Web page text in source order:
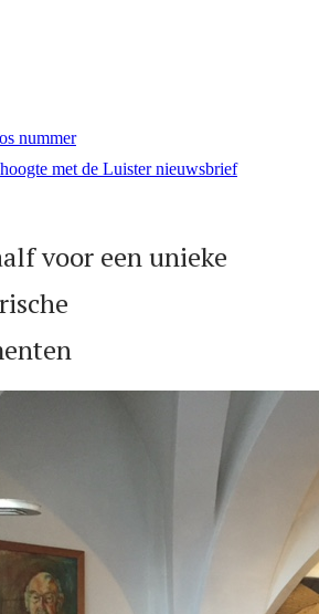
nummer
met de Luister nieuwsbrief
voor een unieke